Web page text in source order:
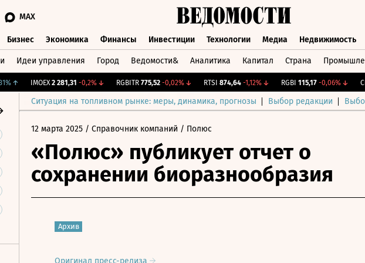
MAX
Бизнес Экономика Финансы Инвестиции Технологии Медиа Недвижимость
Идеи управления Город Ведомости& Аналитика Капитал Страна
↑ IMOEX 2 281,31 -0,2%↓ RGBITR 775,52 -0,02%↓ RTSI 874,64 -1,12%↓ RGBI 115,17 -0,06%↓
Ситуация на топливном рынке: меры, динамика, прогнозы Выбор редакции
12 марта 2025 / Справочник компаний / Полюс
«Полюс» публикует отчет о
сохранении биоразнообразия
Архив
Оригинал пресс-релиза